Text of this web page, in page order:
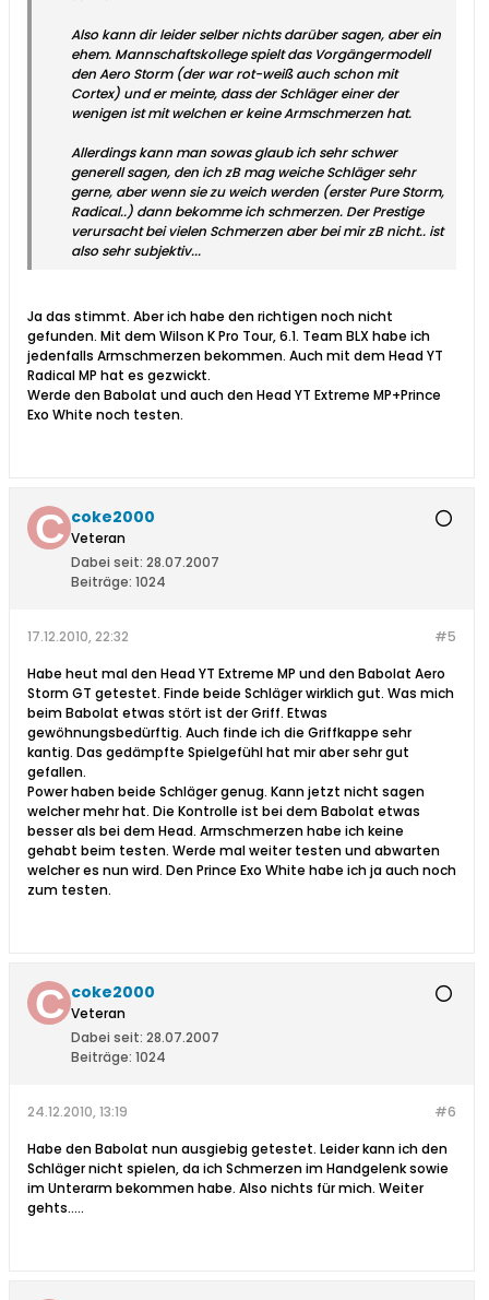
Also kann dir leider selber nichts darüber sagen, aber ein
ehem. Mannschaftskollege spielt das Vorgängermodell
den Aero Storm (der war rot-weiß auch schon mit
Cortex) und er meinte, dass der Schläger einer der
wenigen ist mit welchen er keine Armschmerzen hat.
Allerdings kann man sowas glaub ich sehr schwer
generell sagen, den ich zB mag weiche Schläger sehr
gerne, aber wenn sie zu weich werden (erster Pure Storm,
Radical..) dann bekomme ich schmerzen. Der Prestige
verursacht bei vielen Schmerzen aber bei mir zB nicht.. ist
also sehr subjektiv...
Ja das stimmt. Aber ich habe den richtigen noch nicht
gefunden. Mit dem Wilson K Pro Tour, 6.1. Team BLX habe ich
jedenfalls Armschmerzen bekommen. Auch mit dem Head YT
Radical MP hat es gezwickt.
Werde den Babolat und auch den Head YT Extreme MP+Prince
Exo White noch testen.
coke2000
Veteran
Dabei seit: 28.07.2007
Beiträge: 1024
#5
17.12.2010, 22:32
Habe heut mal den Head YT Extreme MP und den Babolat Aero
Storm GT getestet. Finde beide Schläger wirklich gut. Was mich
beim Babolat etwas stört ist der Griff. Etwas
gewöhnungsbedürftig. Auch finde ich die Griffkappe sehr
kantig. Das gedämpfte Spielgefühl hat mir aber sehr gut
gefallen.
Power haben beide Schläger genug. Kann jetzt nicht sagen
welcher mehr hat. Die Kontrolle ist bei dem Babolat etwas
besser als bei dem Head. Armschmerzen habe ich keine
gehabt beim testen. Werde mal weiter testen und abwarten
welcher es nun wird. Den Prince Exo White habe ich ja auch noch
zum testen.
coke2000
Veteran
Dabei seit: 28.07.2007
Beiträge: 1024
#6
24.12.2010, 13:19
Habe den Babolat nun ausgiebig getestet. Leider kann ich den
Schläger nicht spielen, da ich Schmerzen im Handgelenk sowie
im Unterarm bekommen habe. Also nichts für mich. Weiter
gehts.....